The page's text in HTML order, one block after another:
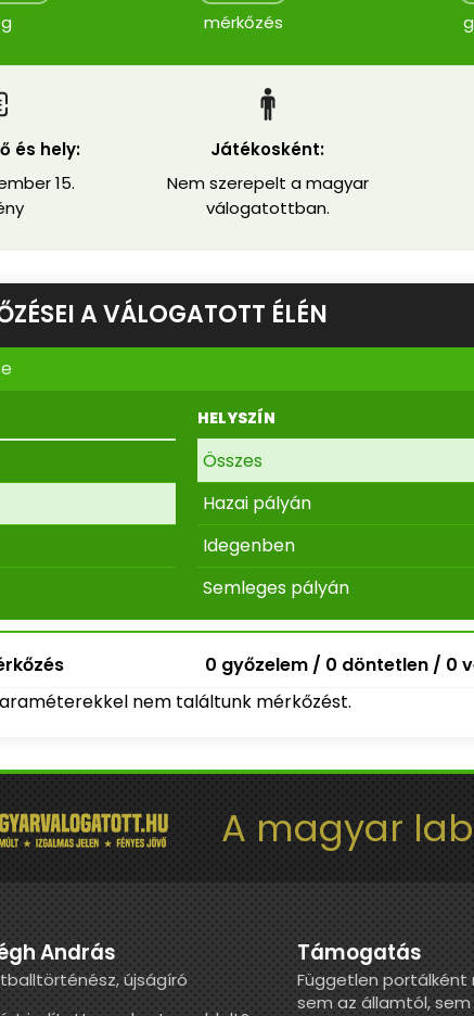
mérkőzés
és hely:
15.
Játékosként:
Nem szerepelt a magyar
válogatottban.
A VÁLOGATOTT ÉLÉN
HELYSZÍN
Összes
Hazai pályán
Idegenben
Semleges pályán
0 győzelem / 0 döntetlen / 0
nem találtunk mérkőzést.
A magyar
András
újságíró
Támogatás
Független portálként
sem az államtól, sem